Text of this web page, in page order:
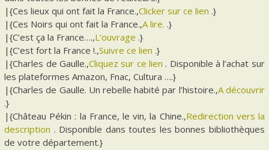
|{Ces lieux qui ont fait la France.,Clicker sur ce lien .}
|{Ces Noirs qui ont fait la France.,A lire. .}
|{C’est ça la France….,L’ouvrage .}
|{C’est fort la France !.,Suivre ce lien .}
|{Charles de Gaulle.,Cliquez sur ce lien . Disponible à l’achat sur
les plateformes Amazon, Fnac, Cultura ….}
|{Charles de Gaulle. Un rebelle habité par l’histoire.,A découvrir
.}
|{Château Pékin : la France, le vin, la Chine.,Redirection vers la
description . Disponible dans toutes les bonnes bibliothèques
de votre département.}